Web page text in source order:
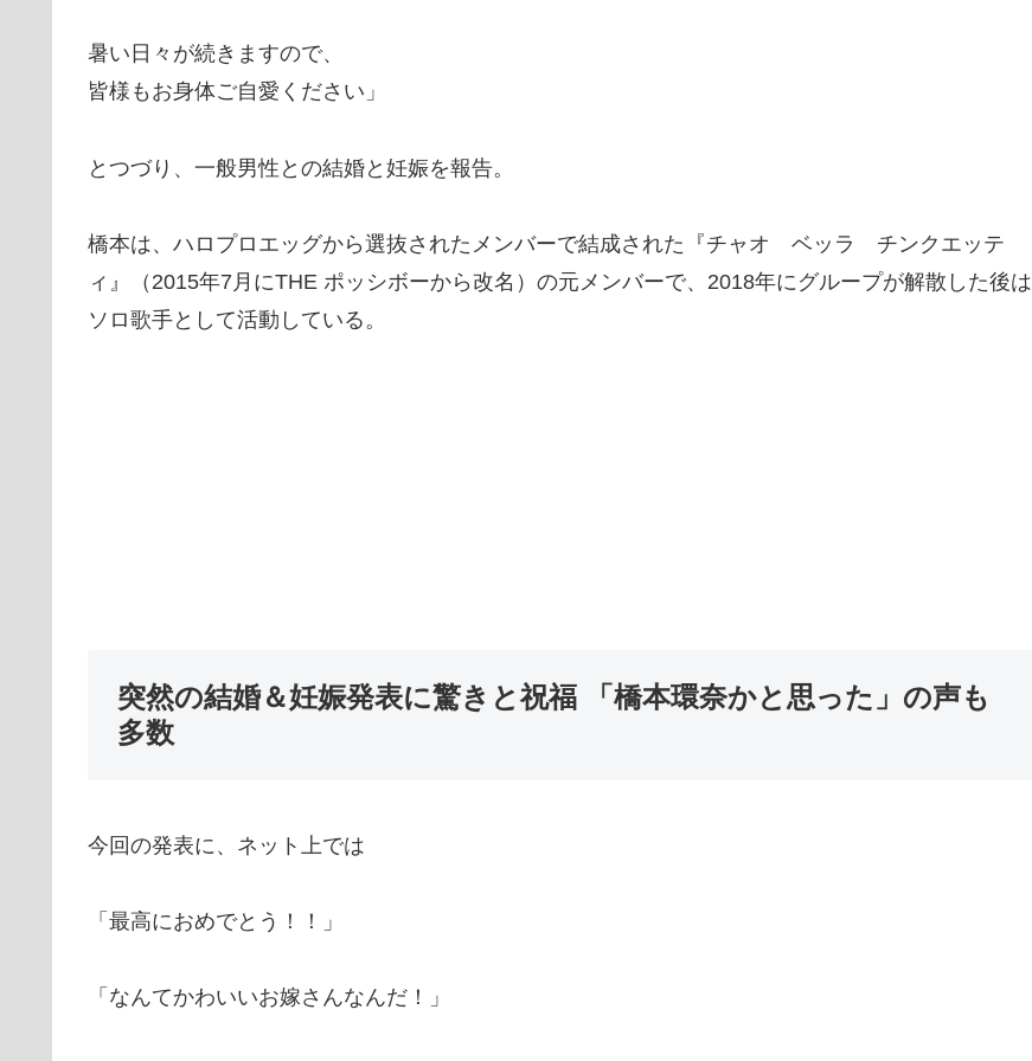
暑い日々が続きますので、
皆様もお身体ご自愛ください」
とつづり、一般男性との結婚と妊娠を報告。
橋本は、ハロプロエッグから選抜されたメンバーで結成された『チャオ ベッラ チンクエッテ
ィ』（2015年7月にTHE ポッシボーから改名）の元メンバーで、2018年にグループが解散した後は
ソロ歌手として活動している。
突然の結婚＆妊娠発表に驚きと祝福 「橋本環奈かと思った」の声も
多数
今回の発表に、ネット上では
「最高におめでとう！！」
「なんてかわいいお嫁さんなんだ！」